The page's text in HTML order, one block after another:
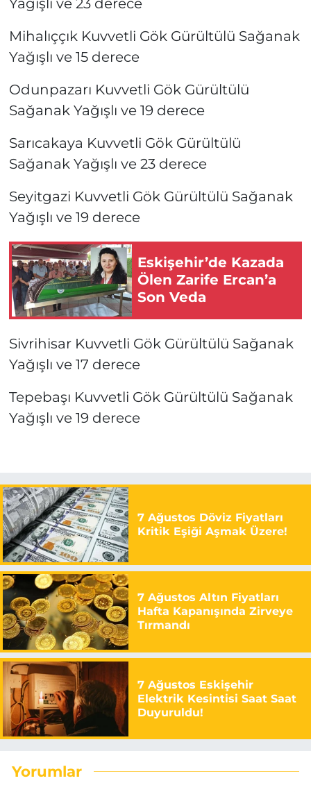
Yağışlı ve 23 derece
Mihalıççık Kuvvetli Gök Gürültülü Sağanak
Yağışlı ve 15 derece
Odunpazarı Kuvvetli Gök Gürültülü
Sağanak Yağışlı ve 19 derece
Sarıcakaya Kuvvetli Gök Gürültülü
Sağanak Yağışlı ve 23 derece
Seyitgazi Kuvvetli Gök Gürültülü Sağanak
Yağışlı ve 19 derece
Eskişehir’de Kazada
Ölen Zarife Ercan’a
Son Veda
Sivrihisar Kuvvetli Gök Gürültülü Sağanak
Yağışlı ve 17 derece
Tepebaşı Kuvvetli Gök Gürültülü Sağanak
Yağışlı ve 19 derece
7 Ağustos Döviz Fiyatları
Kritik Eşiği Aşmak Üzere!
7 Ağustos Altın Fiyatları
Hafta Kapanışında Zirveye
Tırmandı
7 Ağustos Eskişehir
Elektrik Kesintisi Saat Saat
Duyuruldu!
Yorumlar